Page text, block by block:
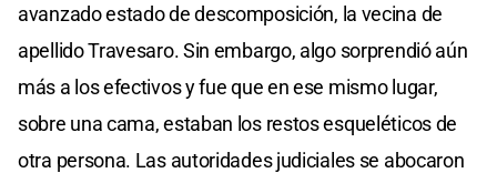
avanzado estado de descomposición, la vecina de
apellido Travesaro. Sin embargo, algo sorprendió aún
más a los efectivos y fue que en ese mismo lugar,
sobre una cama, estaban los restos esqueléticos de
otra persona. Las autoridades judiciales se abocaron